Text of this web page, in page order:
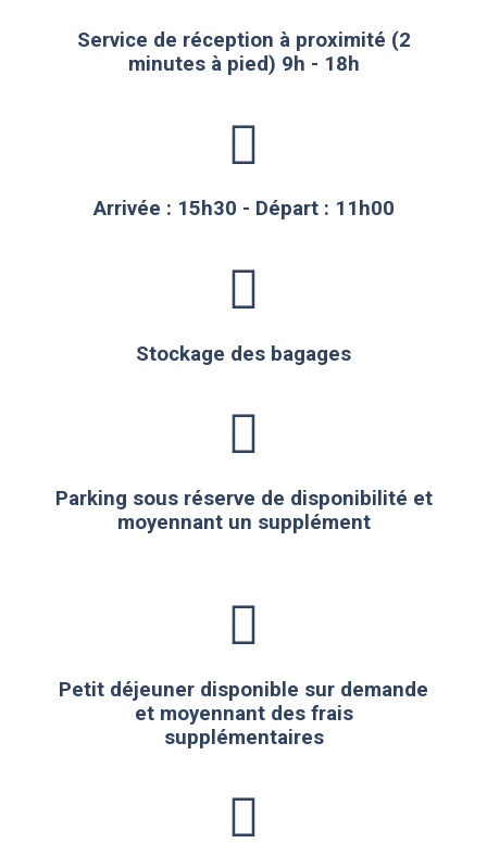
Service de réception à proximité (2
minutes à pied) 9h - 18h
Arrivée : 15h30 - Départ : 11h00
Stockage des bagages
Parking sous réserve de disponibilité et
moyennant un supplément
Petit déjeuner disponible sur demande
et moyennant des frais
supplémentaires